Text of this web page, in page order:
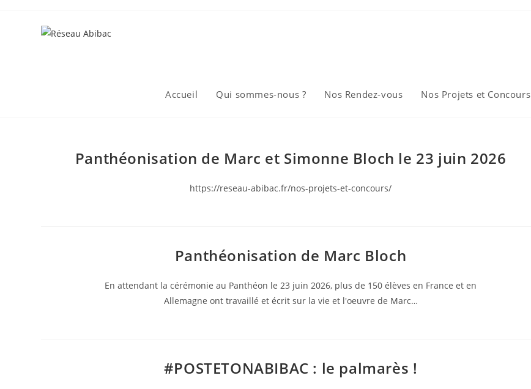
Accueil Qui sommes-nous ? Nos Rendez-vous Nos Projets et Concours
Panthéonisation de Marc et Simonne Bloch le 23 juin 2026
https://reseau-abibac.fr/nos-projets-et-concours/
Panthéonisation de Marc Bloch
En attendant la cérémonie au Panthéon le 23 juin 2026, plus de 150 élèves en France et en
Allemagne ont travaillé et écrit sur la vie et l'oeuvre de Marc…
#POSTETONABIBAC : le palmarès !